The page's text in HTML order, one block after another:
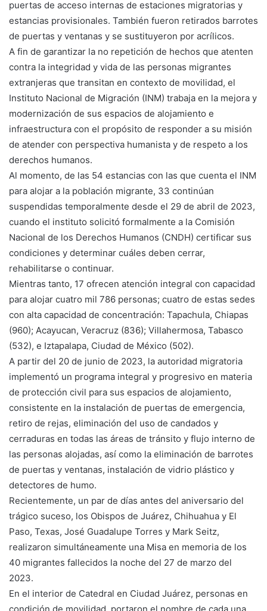
puertas de acceso internas de estaciones migratorias y
estancias provisionales. También fueron retirados barrotes
de puertas y ventanas y se sustituyeron por acrílicos.
A fin de garantizar la no repetición de hechos que atenten
contra la integridad y vida de las personas migrantes
extranjeras que transitan en contexto de movilidad, el
Instituto Nacional de Migración (INM) trabaja en la mejora y
modernización de sus espacios de alojamiento e
infraestructura con el propósito de responder a su misión
de atender con perspectiva humanista y de respeto a los
derechos humanos.
Al momento, de las 54 estancias con las que cuenta el INM
para alojar a la población migrante, 33 continúan
suspendidas temporalmente desde el 29 de abril de 2023,
cuando el instituto solicitó formalmente a la Comisión
Nacional de los Derechos Humanos (CNDH) certificar sus
condiciones y determinar cuáles deben cerrar,
rehabilitarse o continuar.
Mientras tanto, 17 ofrecen atención integral con capacidad
para alojar cuatro mil 786 personas; cuatro de estas sedes
con alta capacidad de concentración: Tapachula, Chiapas
(960); Acayucan, Veracruz (836); Villahermosa, Tabasco
(532), e Iztapalapa, Ciudad de México (502).
A partir del 20 de junio de 2023, la autoridad migratoria
implementó un programa integral y progresivo en materia
de protección civil para sus espacios de alojamiento,
consistente en la instalación de puertas de emergencia,
retiro de rejas, eliminación del uso de candados y
cerraduras en todas las áreas de tránsito y flujo interno de
las personas alojadas, así como la eliminación de barrotes
de puertas y ventanas, instalación de vidrio plástico y
detectores de humo.
Recientemente, un par de días antes del aniversario del
trágico suceso, los Obispos de Juárez, Chihuahua y El
Paso, Texas, José Guadalupe Torres y Mark Seitz,
realizaron simultáneamente una Misa en memoria de los
40 migrantes fallecidos la noche del 27 de marzo del
2023.
En el interior de Catedral en Ciudad Juárez, personas en